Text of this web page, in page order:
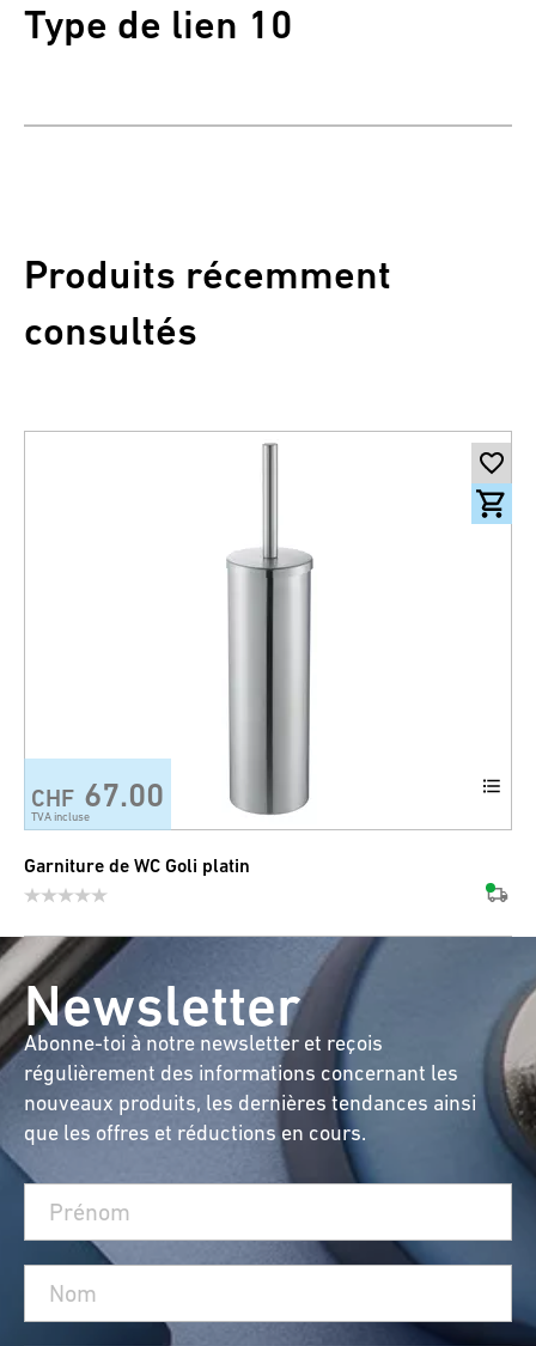
Type de lien 10
Produits récemment
consultés
CHF 67.00
TVA incluse
Garniture de WC Goli platin
Newsletter
Abonne-toi à notre newsletter et reçois
régulièrement des informations concernant les
nouveaux produits, les dernières tendances ainsi
que les offres et réductions en cours.